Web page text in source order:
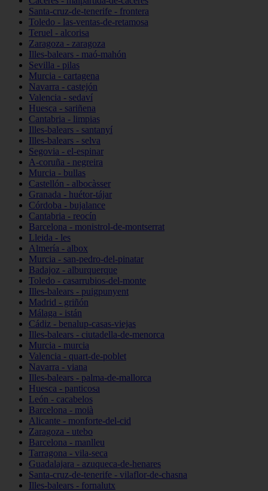
Santa-cruz-de-tenerife - frontera
Toledo - las-ventas-de-retamosa
Teruel - alcorisa
Zaragoza - zaragoza
Illes-balears - maó-mahón
Sevilla - pilas
Murcia - cartagena
Navarra - castejón
Valencia - sedaví
Huesca - sariñena
Cantabria - limpias
Illes-balears - santanyí
Illes-balears - selva
Segovia - el-espinar
A-coruña - negreira
Murcia - bullas
Castellón - albocàsser
Granada - huétor-tájar
Córdoba - bujalance
Cantabria - reocín
Barcelona - monistrol-de-montserrat
Lleida - les
Almería - albox
Murcia - san-pedro-del-pinatar
Badajoz - alburquerque
Toledo - casarrubios-del-monte
Illes-balears - puigpunyent
Madrid - griñón
Málaga - istán
Cádiz - benalup-casas-viejas
Illes-balears - ciutadella-de-menorca
Murcia - murcia
Valencia - quart-de-poblet
Navarra - viana
Illes-balears - palma-de-mallorca
Huesca - panticosa
León - cacabelos
Barcelona - moià
Alicante - monforte-del-cid
Zaragoza - utebo
Barcelona - manlleu
Tarragona - vila-seca
Guadalajara - azuqueca-de-henares
Santa-cruz-de-tenerife - vilaflor-de-chasna
Illes-balears - fornalutx